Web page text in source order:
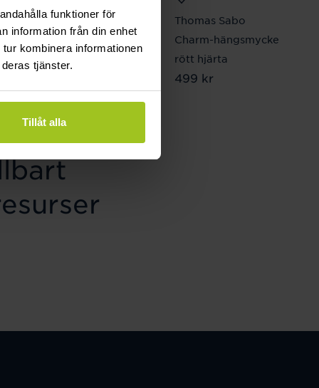
funktioner för
information från din enhet
kombinera informationen
tjänster.
Tillåt alla
August
Pansarlänk 8 mm 19
Thomas Sabo
Charm-hängsmycke
rött hjärta
Pris:499 kr
499 kr